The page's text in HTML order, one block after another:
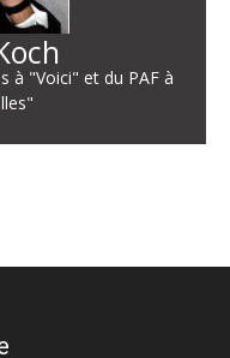
à "Voici" et du PAF à